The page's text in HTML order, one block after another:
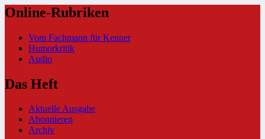
Online-Rubriken
Vom Fachmann für Kenner
Humorkritik
Audio
Das Heft
Aktuelle Ausgabe
Abonnieren
Archiv